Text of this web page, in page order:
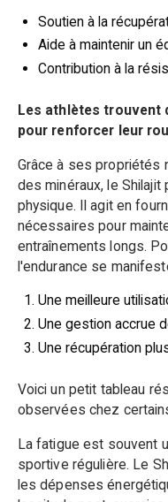
Soutien à la
Aide à maintenir un
Contribution à la
Les athlètes trouvent
pour renforcer leur
Grâce à ses propriétés
des minéraux, le Shilajit
physique. Il agit en
nécessaires pour
entraînements longs.
l'endurance se
Une meilleure
Une gestion accrue
Une récupération
Voici un petit tableau
observées chez
La fatigue est souvent
sportive régulière. Le
les dépenses